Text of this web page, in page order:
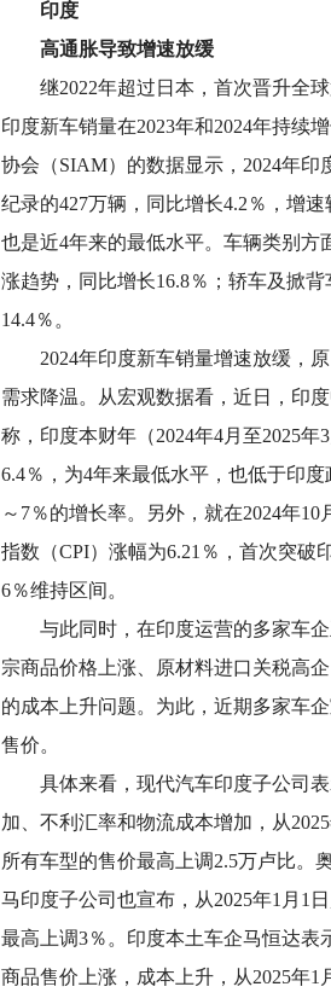
印度
高通胀导致增速放缓
继2022年超过日本，首次晋升全球
印度新车销量在2023年和2024年持续
协会（SIAM）的数据显示，2024年印
纪录的427万辆，同比增长4.2％，增
也是近4年来的最低水平。车辆类别方
涨趋势，同比增长16.8％；轿车及掀
14.4％。
2024年印度新车销量增速放缓，原
需求降温。从宏观数据看，近日，印
称，印度本财年（2024年4月至2025年
6.4％，为4年来最低水平，也低于印
～7％的增长率。另外，就在2024年
指数（CPI）涨幅为6.21％，首次突破
6％维持区间。
与此同时，在印度运营的多家车企
宗商品价格上涨、原材料进口关税高
的成本上升问题。为此，近期多家车
售价。
具体来看，现代汽车印度子公司表
加、不利汇率和物流成本增加，从
所有车型的售价最高上调2.5万卢比。
马印度子公司也宣布，从2025年1月1
最高上调3％。印度本土车企马恒达表
商品售价上涨，成本上升，从2025年1